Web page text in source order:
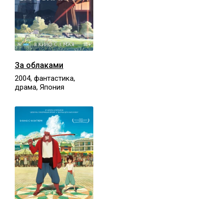
За облаками
2004, фантастика,
драма, Япония